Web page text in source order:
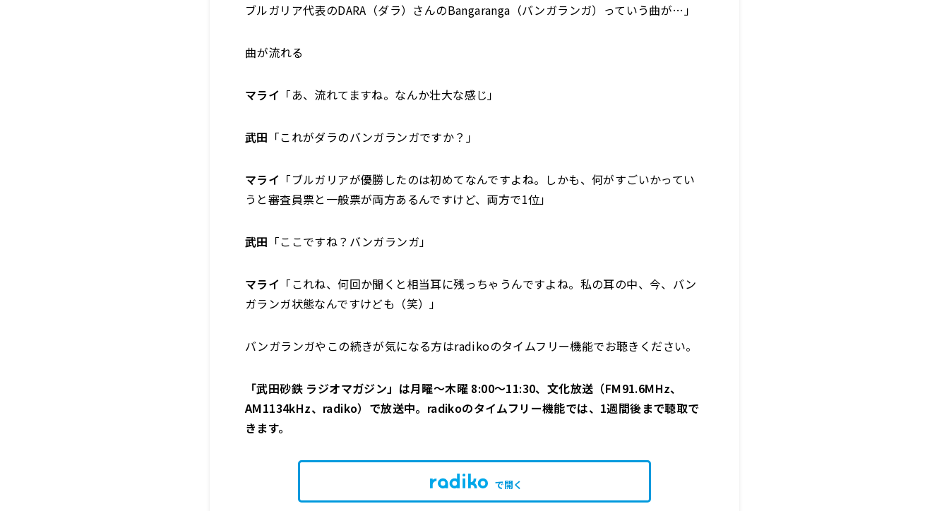
ブルガリア代表のDARA（ダラ）さんのBangaranga（バンガランガ）っていう曲が…」
――曲が流れる――
マライ 「あ、流れてますね。なんか壮大な感じ」
武田 「これがダラのバンガランガですか？」
マライ 「ブルガリアが優勝したのは初めてなんですよね。しかも、何がすごいかってい
うと審査員票と一般票が両方あるんですけど、両方で1位」
武田 「ここですね？バンガランガ」
マライ 「これね、何回か聞くと相当耳に残っちゃうんですよね。私の耳の中、今、バン
ガランガ状態なんですけども（笑）」
バンガランガやこの続きが気になる方はradikoのタイムフリー機能でお聴きください。
「武田砂鉄 ラジオマガジン」は月曜～木曜 8:00～11:30、文化放送（FM91.6MHz、
AM1134kHz、radiko）で放送中。radikoのタイムフリー機能では、1週間後まで聴取で
きます。
で開く